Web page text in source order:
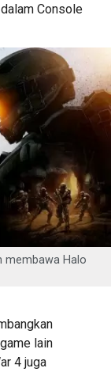
Console
membawa Halo
lain
4 juga